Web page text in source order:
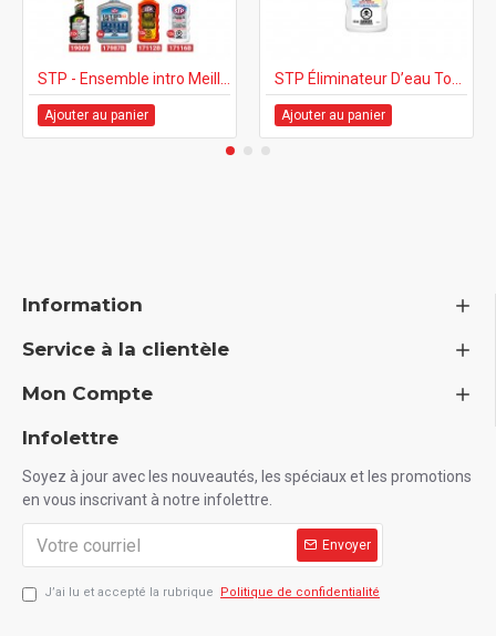
Ajouter au panier Ajouter au panier
Information
Service à la clientèle
Mon Compte
Infolettre
Soyez à jour avec les nouveautés, les spéciaux et les promotions
en vous inscrivant à notre infolettre.
Envoyer
J’ai lu et accepté la rubrique Politique de confidentialité